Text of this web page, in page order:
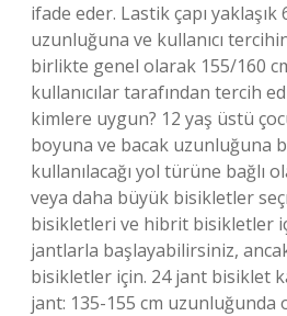
ifade eder. Lastik çapı yaklaşık
uzunluğuna ve kullanıcı
birlikte genel olarak 155/160
kullanıcılar tarafından tercih
kimlere uygun? 12 yaş üstü
boyuna ve bacak uzunluğuna
kullanılacağı yol türüne bağlı
veya daha büyük bisikletler
bisikletleri ve hibrit bisikletler
jantlarla başlayabilirsiniz,
bisikletler için. 24 jant bisiklet
jant: 135-155 cm uzunluğunda